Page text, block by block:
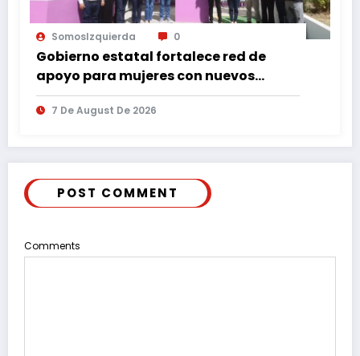
SomosIzquierda 0
Gobierno estatal fortalece red de
apoyo para mujeres con nuevos
espacios de atención en Puebla
7 De August De 2026
POST COMMENT
Comments